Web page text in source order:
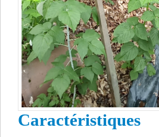
Caractéristiques